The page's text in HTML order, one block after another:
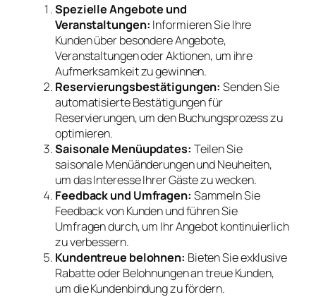
Spezielle Angebote und
Veranstaltungen: Informieren Sie Ihre
Kunden über besondere Angebote,
Veranstaltungen oder Aktionen, um ihre
Aufmerksamkeit zu gewinnen.
Reservierungsbestätigungen: Senden Sie
automatisierte Bestätigungen für
Reservierungen, um den Buchungsprozess zu
optimieren.
Saisonale Menüupdates: Teilen Sie
saisonale Menüänderungen und Neuheiten,
um das Interesse Ihrer Gäste zu wecken.
Feedback und Umfragen: Sammeln Sie
Feedback von Kunden und führen Sie
Umfragen durch, um Ihr Angebot kontinuierlich
zu verbessern.
Kundentreue belohnen: Bieten Sie exklusive
Rabatte oder Belohnungen an treue Kunden,
um die Kundenbindung zu fördern.